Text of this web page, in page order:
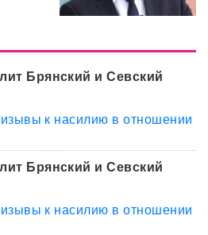
Брянский и Севский
к насилию в отношении
Брянский и Севский
к насилию в отношении